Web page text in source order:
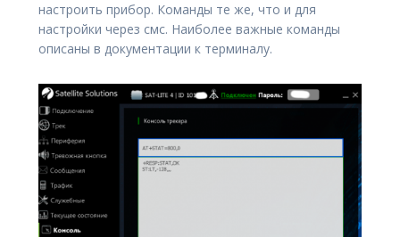
настроить прибор. Команды те же, что и для
настройки через смс. Наиболее важные команды
описаны в документации к терминалу.